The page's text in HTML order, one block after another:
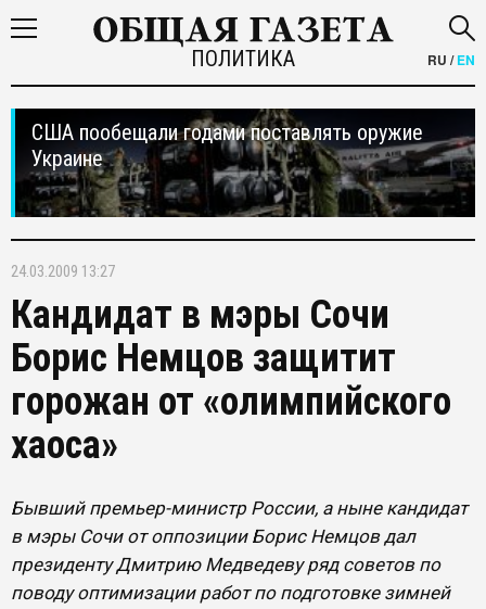
ПОЛИТИКА RU /EN
США пообещали годами поставлять оружие
Украине
24.03.2009 13:27
Кандидат в мэры Сочи
Борис Немцов защитит
горожан от «олимпийского
хаоса»
Бывший премьер-министр России, а ныне кандидат
в мэры Сочи от оппозиции Борис Немцов дал
президенту Дмитрию Медведеву ряд советов по
поводу оптимизации работ по подготовке зимней